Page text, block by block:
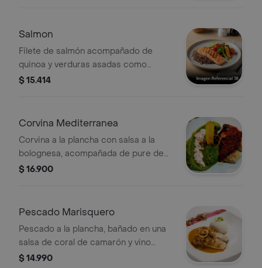
Salmon
Filete de salmón acompañado de
quinoa y verduras asadas como
brócoli, pimientos y tomates cherry.
$ 15.414
Corvina Mediterranea
Corvina a la plancha con salsa a la
bolognesa, acompañada de pure de
alcachofas y tartaro de camarones.
$ 16.900
Pescado Marisquero
Pescado a la plancha, bañado en una
salsa de coral de camarón y vino
blanco, coronado con mariscos y
$ 14.990